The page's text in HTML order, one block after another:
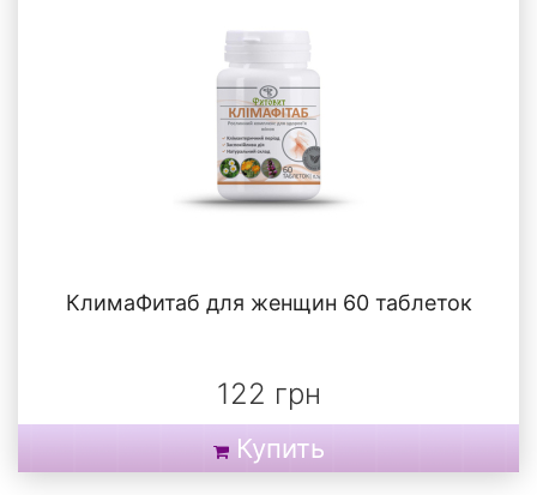
КлимаФитаб для женщин 60 таблеток
122 грн
Купить